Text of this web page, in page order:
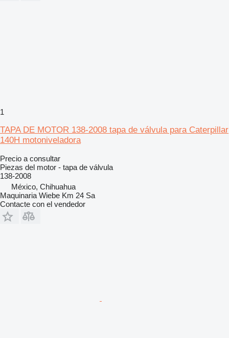
1
TAPA DE MOTOR 138-2008 tapa de válvula para Caterpillar
140H motoniveladora
Precio a consultar
Piezas del motor - tapa de válvula
138-2008
México, Chihuahua
Maquinaria Wiebe Km 24 Sa
Contacte con el vendedor